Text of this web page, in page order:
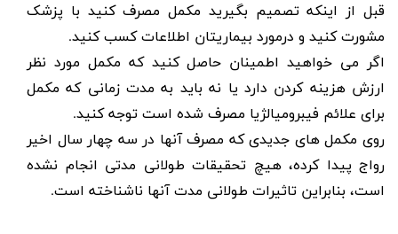
قبل از اینکه تصمیم بگیرید مکمل مصرف کنید با پزشک
مشورت کنید و درمورد بیماریتان اطلاعات کسب کنید.
اگر می خواهید اطمینان حاصل کنید که مکمل مورد نظر
ارزش هزینه کردن دارد یا نه باید به مدت زمانی که مکمل
برای علائم فیبرومیالژیا مصرف شده است توجه کنید.
روی مکمل های جدیدی که مصرف آنها در سه چهار سال اخیر
رواج پیدا کرده، هیچ تحقیقات طولانی مدتی انجام نشده
است، بنابراین تاثیرات طولانی مدت آنها ناشناخته است.